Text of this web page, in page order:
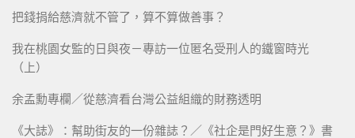
把錢捐給慈濟就不管了，算不算做善事？
我在桃園女監的日與夜－專訪一位匿名受刑人的鐵窗時光
（上）
余孟勳專欄／從慈濟看台灣公益組織的財務透明
《大誌》：幫助街友的一份雜誌？／《社企是門好生意？》書